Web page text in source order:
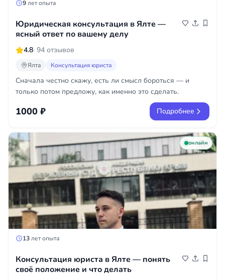
9лет опыта
Юридическая консультация в Ялте —
ясный ответ по вашему делу
4.8· 94 отзывов
Ялта Консультация юриста
Сначала честно скажу, есть ли смысл бороться — и
только потом предложу, как именно это сделать.
1000 ₽ Подробнее
онлайн
13лет опыта
Консультация юриста в Ялте — понять
своё положение и что делать